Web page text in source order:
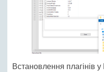
Встановлення плагінів